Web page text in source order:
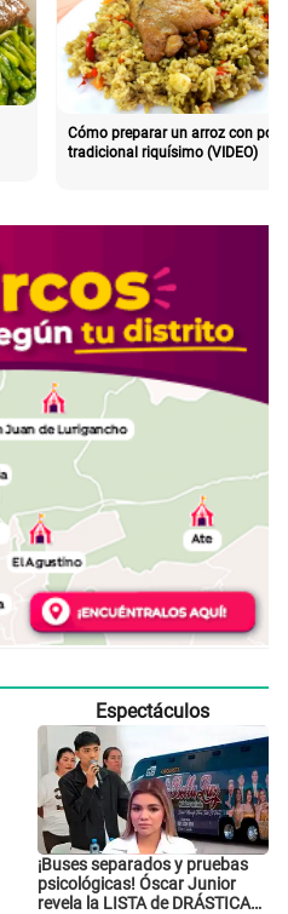
Cómo preparar un arroz con pollo
tradicional riquísimo (VIDEO)
Espectáculos
¡Buses separados y pruebas
psicológicas! Óscar Junior
revela la LISTA de DRÁSTICAS